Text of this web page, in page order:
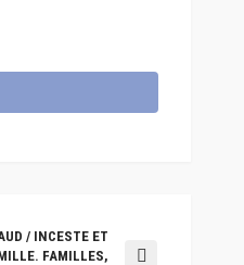
/ INCESTE ET
FAMILLES,